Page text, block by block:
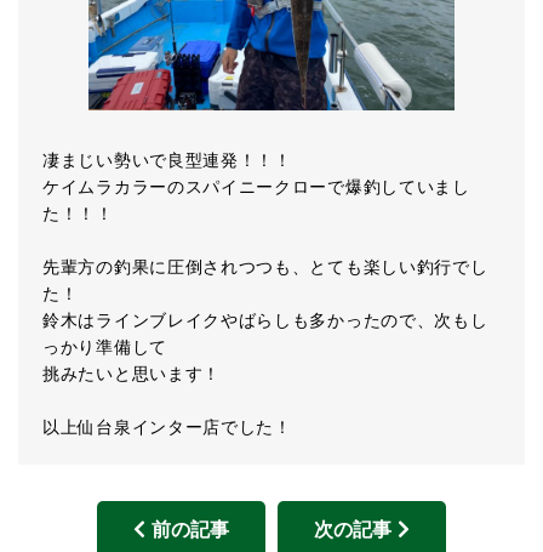
凄まじい勢いで良型連発！！！
ケイムラカラーのスパイニークローで爆釣していまし
た！！！
先輩方の釣果に圧倒されつつも、とても楽しい釣行でし
た！
鈴木はラインブレイクやばらしも多かったので、次もし
っかり準備して
挑みたいと思います！
以上仙台泉インター店でした！
前の記事 次の記事